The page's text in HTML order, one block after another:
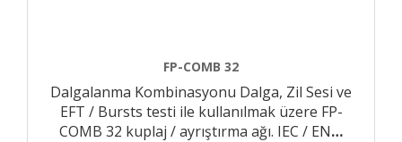
FP-COMB 32
Dalgalanma Kombinasyonu Dalga, Zil Sesi ve
EFT / Bursts testi ile kullanılmak üzere FP-
COMB 32 kuplaj / ayrıştırma ağı. IEC / EN…